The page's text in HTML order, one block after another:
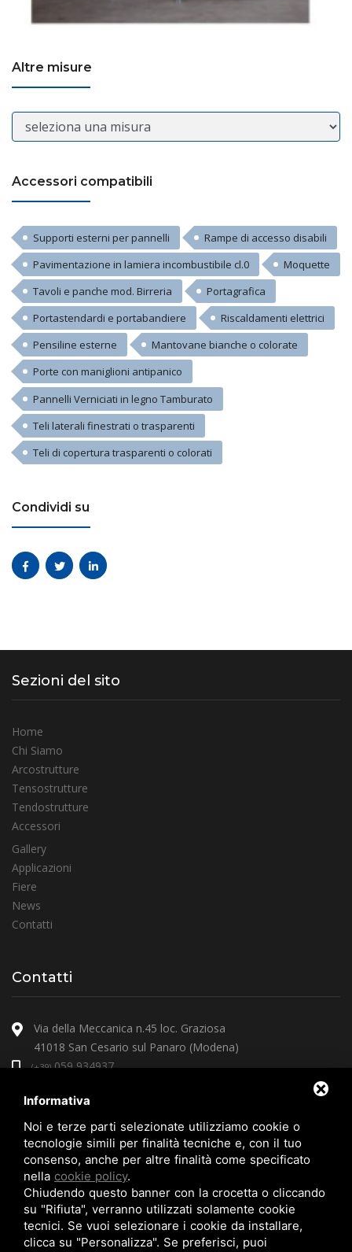
Altre misure
Accessori compatibili
Supporti esterni per pannelli
Rampe di accesso disabili
Pavimentazione in lamiera incombustibile cl.0
Moquette
Tavoli e panche mod. Birreria
Portagrafica
Portastendardi e portabandiere
Riscaldamenti elettrici
Pensiline esterne
Mantovane bianche o colorate
Porte con maniglioni antipanico
Pannelli Verniciati in legno Tamburato
Teli laterali finestrati o trasparenti
Teli di copertura trasparenti o colorati
Condividi su
Sezioni del sito
Home
Chi Siamo
Arcostrutture
Tensostrutture
Tendostrutture
Accessori
Gallery
Applicazioni
Fiere
News
Contatti
Contatti
Via della Meccanica n.45 loc. Graziosa
41018 San Cesario sul Panaro (Modena)
(+39)059 934937
Informativa
Noi e terze parti selezionate utilizziamo cookie o
tecnologie simili per finalità tecniche e, con il tuo
consenso, anche per altre finalità come specificato
nella cookie policy.
Chiudendo questo banner con la crocetta o cliccando
su "Rifiuta", verranno utilizzati solamente cookie
tecnici. Se vuoi selezionare i cookie da installare,
clicca su "Personalizza". Se preferisci, puoi